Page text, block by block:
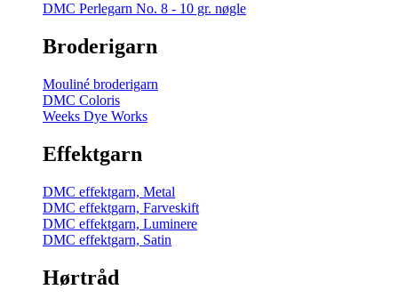
DMC Perlegarn No. 8 - 10 gr. nøgle
Broderigarn
Mouliné broderigarn
DMC Coloris
Weeks Dye Works
Effektgarn
DMC effektgarn, Metal
DMC effektgarn, Farveskift
DMC effektgarn, Luminere
DMC effektgarn, Satin
Hørtråd